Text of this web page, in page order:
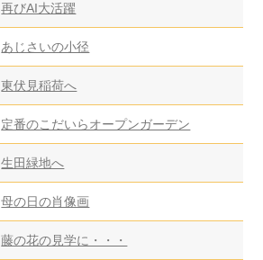
再びAI大活躍
あじさいの小径
東伏見稲荷へ
定番のこだいらオープンガーデン
生田緑地へ
母の日の肖像画
藤の花の見学に・・・